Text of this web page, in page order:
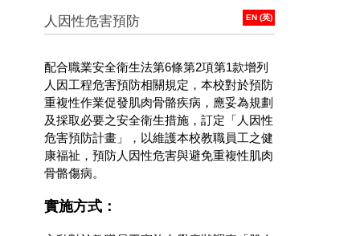
EN (英)
人因性危害預防
配合職業安全衛生法第6條第2項第1款增列
人因工程危害預防相關規定，本校對於預防
重複性作業促發肌肉骨骼疾病，應妥為規劃
及採取必要之安全衛生措施，訂定「人因性
危害預防計畫」，以維護本校教職員工之健
康福祉，預防人因性危害與避免重複性肌肉
骨骼傷病。
實施方式：